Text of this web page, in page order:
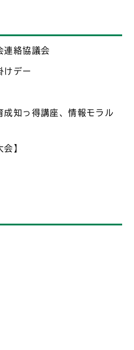
連絡協議会
けデー
成知っ得講座、情報モラル
】